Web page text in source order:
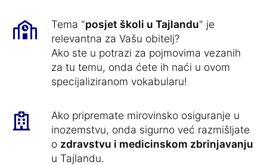
Tema "posjet školi u Tajlandu" je
relevantna za Vašu obitelj?
Ako ste u potrazi za pojmovima vezanih
za tu temu, onda ćete ih naći u ovom
specijaliziranom vokabularu!
Ako pripremate mirovinsko osiguranje u
inozemstvu, onda sigurno već razmišljate
o zdravstvu i medicinskom zbrinjavanju
u Tajlandu.